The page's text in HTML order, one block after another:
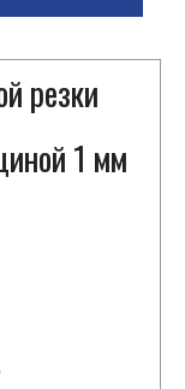
резки
1 мм